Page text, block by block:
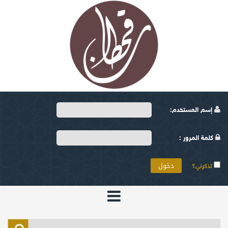
إسم المستخدم:
كلمة المرور :
تذكرني؟